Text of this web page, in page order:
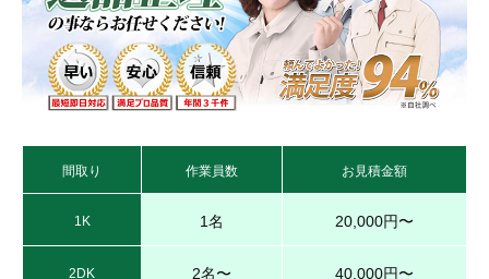
間取り 作業員数 お見積金額
1K 1名 20,000円〜
2DK 2名〜 40,000円〜